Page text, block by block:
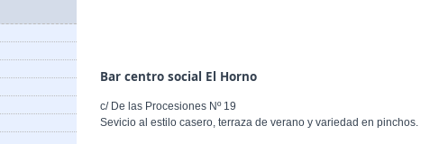
Bar centro social El Horno
c/ De las Procesiones Nº 19
Sevicio al estilo casero, terraza de verano y variedad en pinchos.